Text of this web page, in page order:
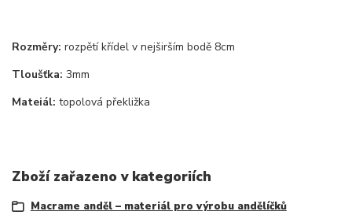
Rozměry: rozpětí křídel v nejširším bodě 8cm
Tloušťka: 3mm
Mateiál: topolová překližka
Zboží zařazeno v kategoriích
Macrame anděl – materiál pro výrobu andělíčků